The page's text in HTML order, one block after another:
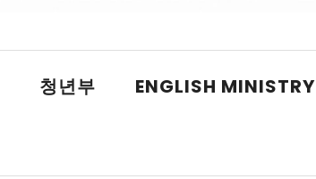
청년부 ENGLISH MINISTRY